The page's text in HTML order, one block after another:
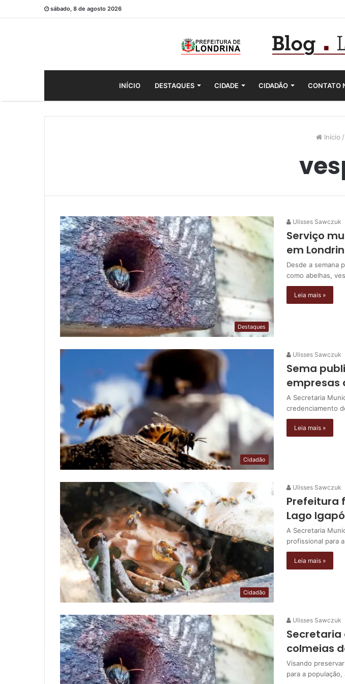
sábado, 8 de agosto 2026
INÍCIO DESTAQUES CIDADE CIDADÃO CONTATO
Início /
Destaques
Ulisses Sawczuk
Serviço
em
Desde a semana
como abelhas,
Leia mais »
Cidadão
Ulisses Sawczuk
Sema
empresas
A Secretaria
credenciamento
Leia mais »
Cidadão
Ulisses Sawczuk
Prefeitura
Lago
A Secretaria
profissional para
Leia mais »
Ulisses Sawczuk
colmeias
Visando
para a